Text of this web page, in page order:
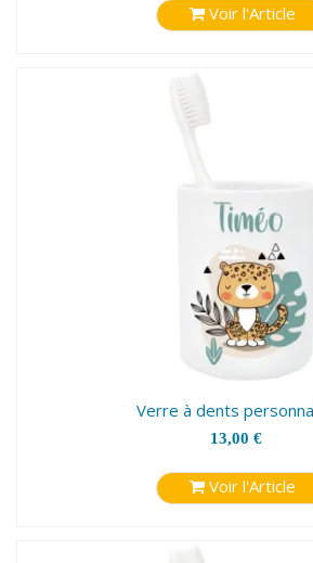
Voir l'Article
Verre à dents
13,00 €
Voir l'Article